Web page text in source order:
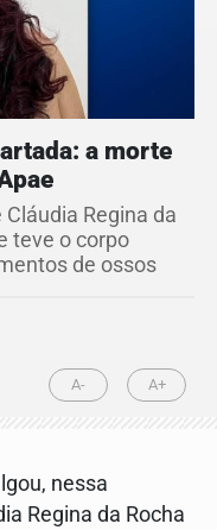
a morte
Regina da
teve o corpo
de ossos
A- A+
nessa
Regina da Rocha